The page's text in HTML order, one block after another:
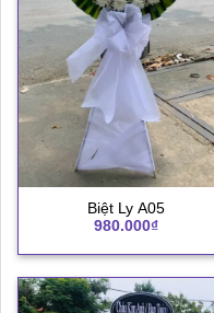
Biệt Ly A05
980.000₫